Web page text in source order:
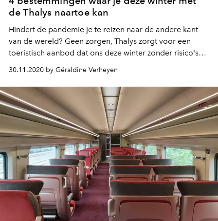
de Thalys naartoe kan
Hindert de pandemie je te reizen naar de andere kant
van de wereld? Geen zorgen, Thalys zorgt voor een
toeristisch aanbod dat ons deze winter zonder risico's
laat ontsnappen aan de dagelijkse sleur.
30.11.2020 by Géraldine Verheyen